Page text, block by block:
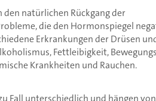
den natürlichen Rückgang der
die den Hormonspiegel
Erkrankungen der Drüsen
Fettleibigkeit,
Krankheiten und Rauchen.
Fall unterschiedlich und hängen von